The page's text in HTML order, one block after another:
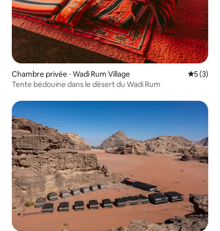
Chambre privée ⋅ Wadi Rum Village
5 (3)
Tente bédouine dans le désert du Wadi Rum